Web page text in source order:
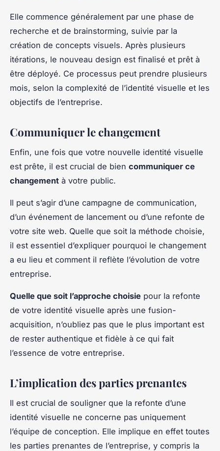
Elle commence généralement par une phase de
recherche et de brainstorming, suivie par la
création de concepts visuels. Après plusieurs
itérations, le nouveau design est finalisé et prêt à
être déployé. Ce processus peut prendre plusieurs
mois, selon la complexité de l’identité visuelle et les
objectifs de l’entreprise.
Communiquer le changement
Enfin, une fois que votre nouvelle identité visuelle
est prête, il est crucial de bien communiquer ce
changement à votre public.
Il peut s’agir d’une campagne de communication,
d’un événement de lancement ou d’une refonte de
votre site web. Quelle que soit la méthode choisie,
il est essentiel d’expliquer pourquoi le changement
a eu lieu et comment il reflète l’évolution de votre
entreprise.
Quelle que soit l’approche choisie pour la refonte
de votre identité visuelle après une fusion-
acquisition, n’oubliez pas que le plus important est
de rester authentique et fidèle à ce qui fait
l’essence de votre entreprise.
L’implication des parties prenantes
Il est crucial de souligner que la refonte d’une
identité visuelle ne concerne pas uniquement
l’équipe de conception. Elle implique en effet toutes
les parties prenantes de l’entreprise, y compris la